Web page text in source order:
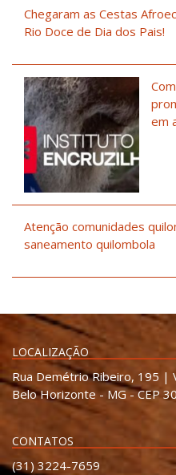
Chegaram as Cestas
Rio Doce de Dia dos Pais!
em
Atenção comunidades
saneamento quilombola
LOCALIZAÇÃO
Rua Demétrio Ribeiro, 195 |
Belo Horizonte - MG - CEP
CONTATOS
(31) 3224-7659